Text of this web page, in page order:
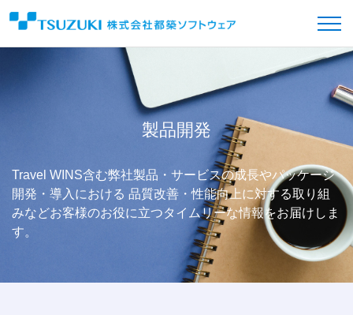
製品開発
Travel WINS含む弊社製品・サービスの成長やパッケージ
開発・導入における 品質改善・性能向上に対する取り組
みなどお客様のお役に立つタイムリーな情報をお届けしま
す。